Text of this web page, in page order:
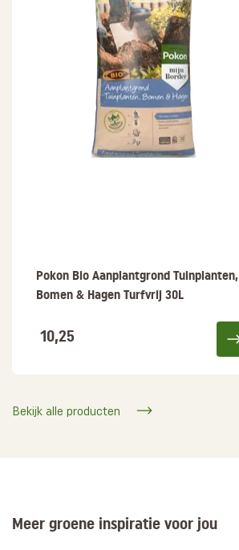
Pokon Bio Aanplantgrond Tuinplanten,
Bomen & Hagen Turfvrij 30L
10,25
Bekijk alle producten
Meer groene inspiratie voor jou